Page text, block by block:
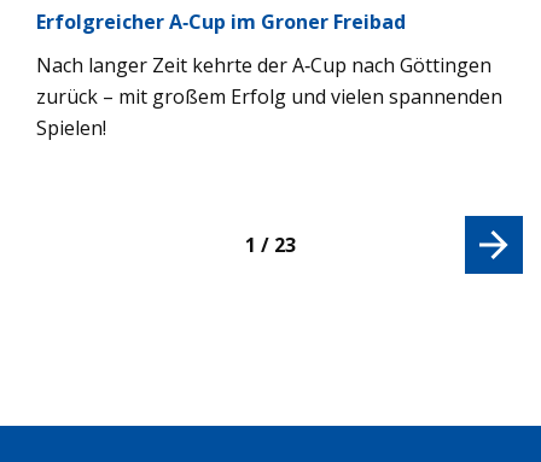
Erfolg­rei­cher A‑Cup im Gro­ner Frei­bad
Nach lan­ger Zeit kehrte der A‑Cup nach Göt­tin­gen
zurück – mit gro­ßem Erfolg und vie­len span­nen­den
Spie­len!
1 / 23